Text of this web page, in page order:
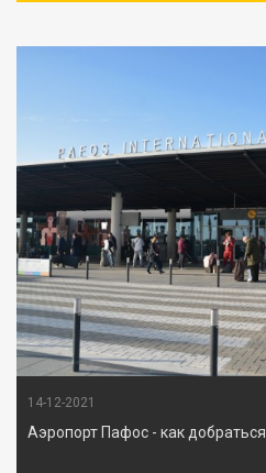
14-12-2021
Аэропорт Пафос - как добраться